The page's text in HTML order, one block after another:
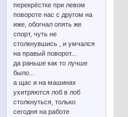
перекрёстке при левом
повороте нас с другом на
иже, обогнал опять же
спорт, чуть не
столкнувшись , и умчался
на правый поворот...
да раньше как то лучше
было...
а щас и на машинах
ухитряются лоб в лоб
столкнуться, только
сегодня на работе